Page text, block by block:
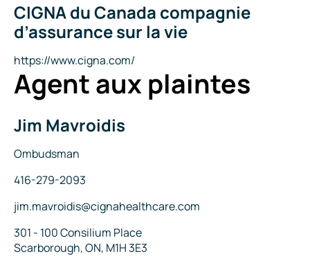
Nom
de
la
compagnie
CIGNA du Canada compagnie
d’assurance sur la vie
Site
Internet
https://www.cigna.com/
Agent aux plaintes
Nom
Jim Mavroidis
Titre
Ombudsman
Téléphone
416-279-2093
Courriel
jim.mavroidis@cignahealthcare.com
Adresse
301 - 100 Consilium Place
Scarborough, ON, M1H 3E3